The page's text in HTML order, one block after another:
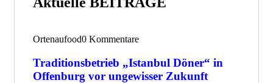
Ortenaufood0 Kommentare
Traditionsbetrieb „Istanbul Döner“ in
Offenburg vor ungewisser Zukunft